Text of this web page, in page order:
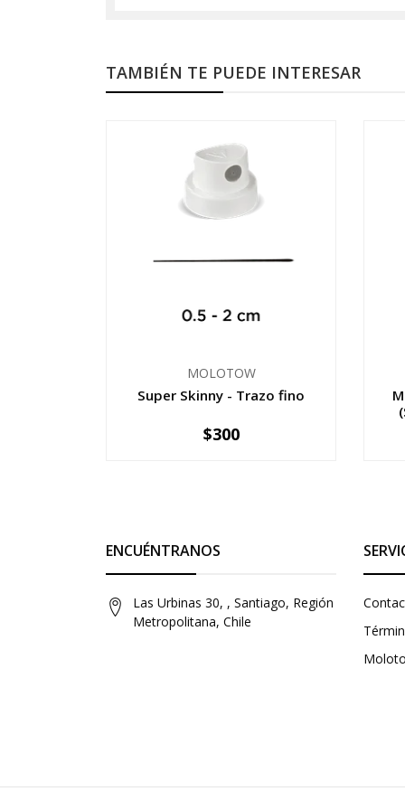
TAMBIÉN TE PUEDE INTERESAR
MOLOTOW
Super Skinny - Trazo fino
+
$300
ENCUÉNTRANOS
Las Urbinas 30, , Santiago, Región
Metropolitana, Chile